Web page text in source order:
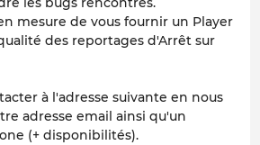
mesure de vous fournir un Player
des reportages d'Arrêt sur
à l'adresse suivante en nous
adresse email ainsi qu'un
(+ disponibilités).